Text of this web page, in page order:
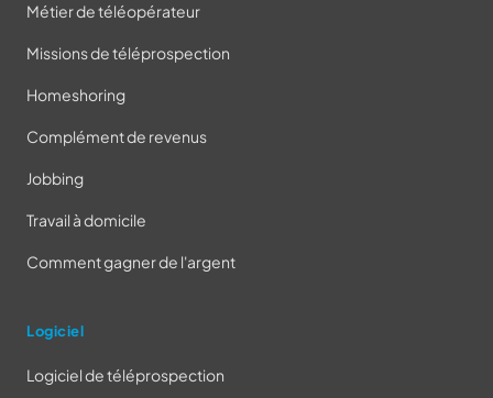
Métier de téléopérateur
Missions de téléprospection
Homeshoring
Complément de revenus
Jobbing
Travail à domicile
Comment gagner de l'argent
Logiciel
Logiciel de téléprospection